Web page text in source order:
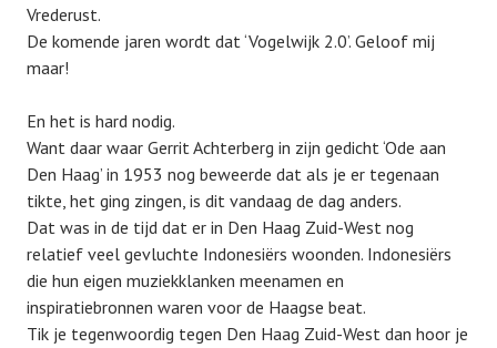
Vrederust.
De komende jaren wordt dat ‘Vogelwijk 2.0’. Geloof mij
maar!
En het is hard nodig.
Want daar waar Gerrit Achterberg in zijn gedicht ‘Ode aan
Den Haag’ in 1953 nog beweerde dat als je er tegenaan
tikte, het ging zingen, is dit vandaag de dag anders.
Dat was in de tijd dat er in Den Haag Zuid-West nog
relatief veel gevluchte Indonesiërs woonden. Indonesiërs
die hun eigen muziekklanken meenamen en
inspiratiebronnen waren voor de Haagse beat.
Tik je tegenwoordig tegen Den Haag Zuid-West dan hoor je